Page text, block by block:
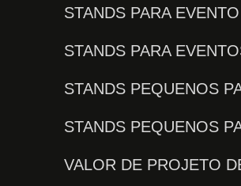
STANDS PARA EVENTO
STANDS PARA
STANDS PEQUENOS
STANDS PEQUENOS
VALOR DE PROJETO